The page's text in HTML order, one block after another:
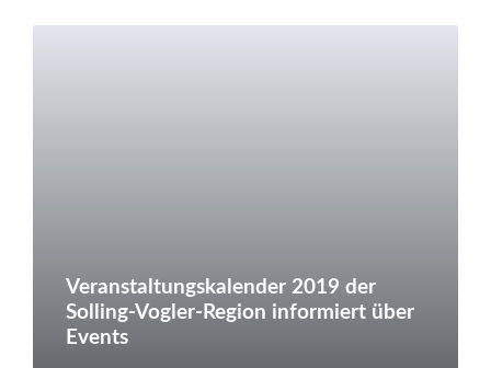
Veranstaltungskalender 2019 der
Solling-Vogler-Region informiert über
Events